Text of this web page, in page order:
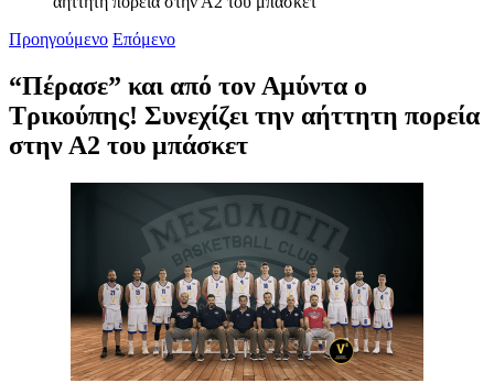
Προηγούμενο Επόμενο
“Πέρασε” και από τον Αμύντα ο
Τρικούπης! Συνεχίζει την αήττητη πορεία
στην Α2 του μπάσκετ